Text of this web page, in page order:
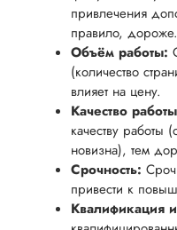
Наша
цель -
вам
в
возвращена
заказчику.
Мы
стремимся
осуществлять
процесс
возврата
способом,
удобным
для вас,
о
учесть
все
привлечения
правило, дороже.
Объём работы:
(количество
влияет на цену.
Качество
качеству работы
новизна), тем
Срочность:
привести к
Квалификация